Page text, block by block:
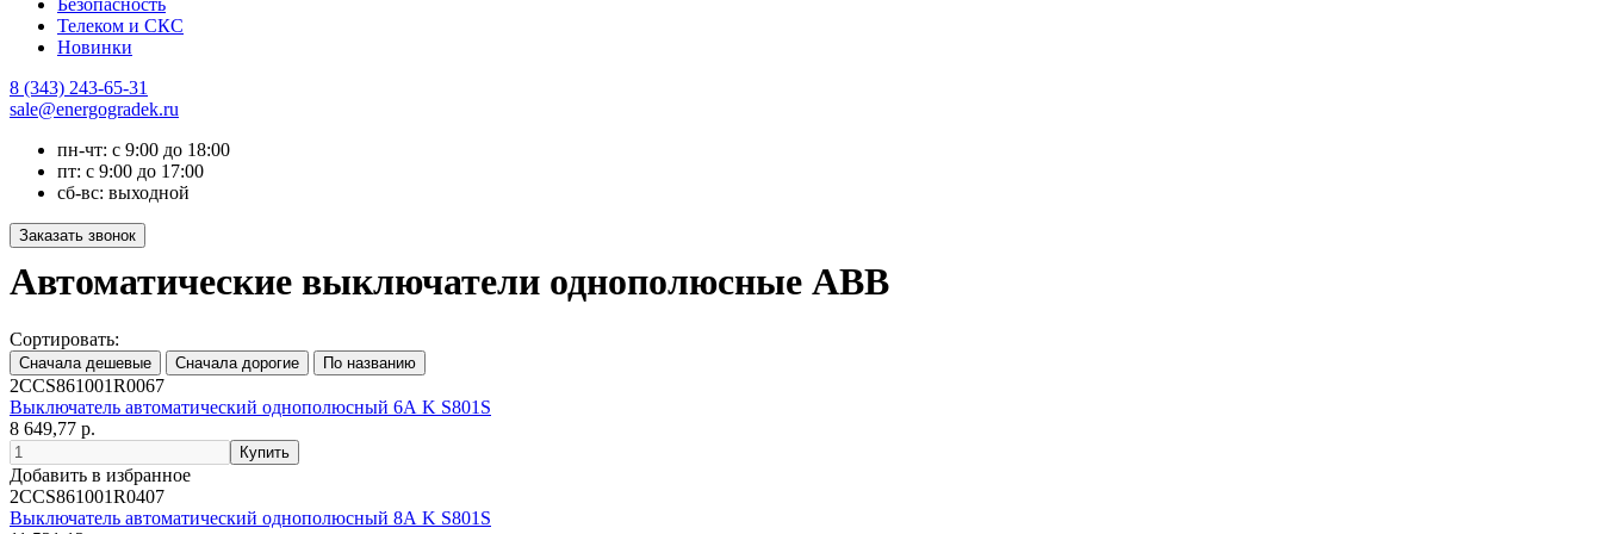
Безопасность
Телеком и СКС
Новинки
8 (343) 243-65-31
sale@energogradek.ru
пн-чт: с 9:00 до 18:00
пт: с 9:00 до 17:00
сб-вс: выходной
Автоматические выключатели однополюсные ABB
Сортировать:
2CCS861001R0067
Выключатель автоматический однополюсный 6А K S801S
8 649,77 р.
Добавить в избранное
2CCS861001R0407
Выключатель автоматический однополюсный 8А K S801S